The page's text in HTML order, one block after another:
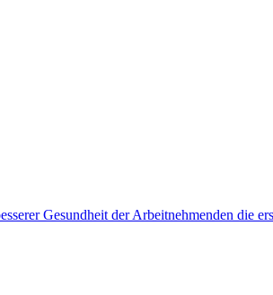
Gesundheit der Arbeitnehmenden die